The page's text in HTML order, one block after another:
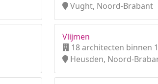
Vught, Noord-Brabant
Vlijmen
18 architecten binnen
Heusden, Noord-